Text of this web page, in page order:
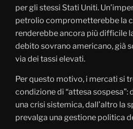
per gli stessi Stati Uniti.
petrolio comprometterebbe la
renderebbe ancora più difficile
debito sovrano americano, già
via dei tassi elevati.
Per questo motivo, i mercati si
condizione di “attesa sospesa”:
una crisi sistemica, dall’altro la
prevalga una gestione politica